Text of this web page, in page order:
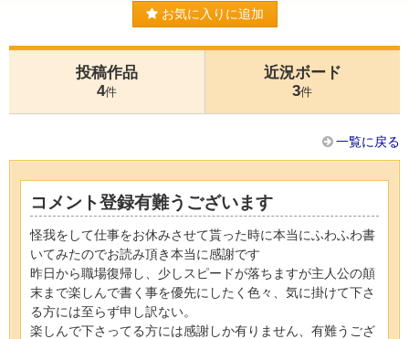
お気に入りに追加
投稿作品
4件
近況ボード
3件
一覧に戻る
コメント登録有難うございます
怪我をして仕事をお休みさせて貰った時に本当にふわふわ書
いてみたのでお読み頂き本当に感謝です
昨日から職場復帰し、少しスピードが落ちますが主人公の顛
末まで楽しんで書く事を優先にしたく色々、気に掛けて下さ
る方には至らず申し訳ない。
楽しんで下さってる方には感謝しか有りません、有難うござ